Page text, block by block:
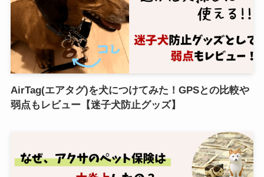
AirTag(エアタグ)を犬につけてみた！GPSとの比較や
弱点もレビュー【迷子犬防止グッズ】